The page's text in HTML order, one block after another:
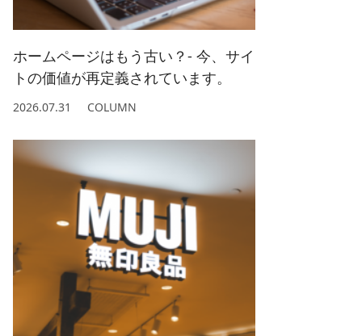
2021/ 2 (4)
ホームページはもう古い？- 今、サイ
トの価値が再定義されています。
2026.07.31 COLUMN